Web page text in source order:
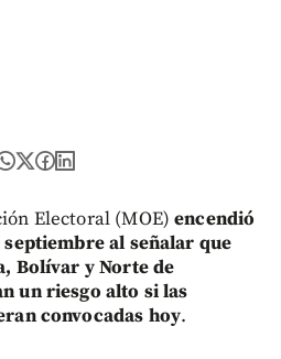
Electoral (MOE)encendió
septiembre al señalar que
Bolívar y Norte de
un riesgo alto si las
convocadas hoy.